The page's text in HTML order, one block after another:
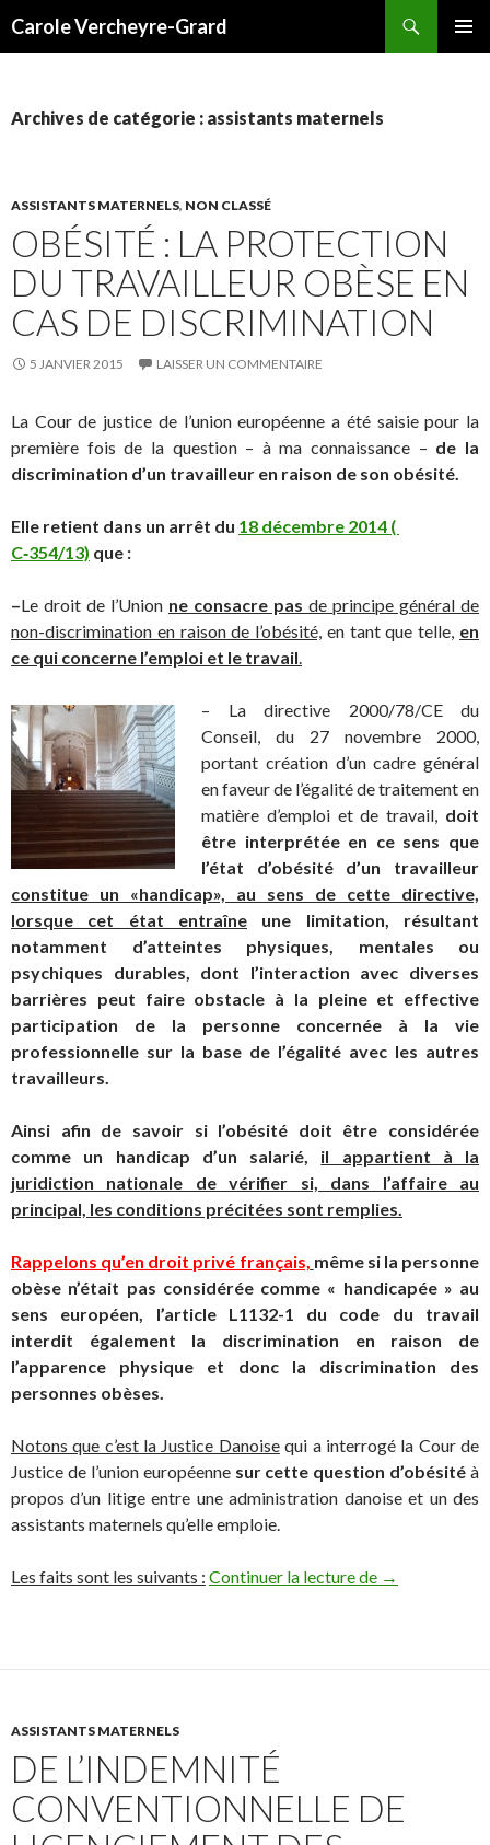
Carole Vercheyre-Grard
Archives de catégorie : assistants maternels
ASSISTANTS MATERNELS, NON CLASSÉ
OBÉSITÉ : LA PROTECTION
DU TRAVAILLEUR OBÈSE EN
CAS DE DISCRIMINATION
5 JANVIER 2015 LAISSER UN COMMENTAIRE
La Cour de justice de l’union européenne a été saisie pour la
première fois de la question – à ma connaissance – de la
discrimination d’un travailleur en raison de son obésité.
Elle retient dans un arrêt du 18 décembre 2014 (
C‑354/13) que :
–Le droit de l’Union ne consacre pas de principe général de
non-discrimination en raison de l’obésité, en tant que telle, en
ce qui concerne l’emploi et le travail.
– La directive 2000/78/CE du
Conseil, du 27 novembre 2000,
portant création d’un cadre général
en faveur de l’égalité de traitement en
matière d’emploi et de travail, doit
être interprétée en ce sens que
l’état d’obésité d’un travailleur
constitue un «handicap», au sens de cette directive,
lorsque cet état entraîne une limitation, résultant
notamment d’atteintes physiques, mentales ou
psychiques durables, dont l’interaction avec diverses
barrières peut faire obstacle à la pleine et effective
participation de la personne concernée à la vie
professionnelle sur la base de l’égalité avec les autres
travailleurs.
Ainsi afin de savoir si l’obésité doit être considérée
comme un handicap d’un salarié, il appartient à la
juridiction nationale de vérifier si, dans l’affaire au
principal, les conditions précitées sont remplies.
Rappelons qu’en droit privé français, même si la personne
obèse n’était pas considérée comme « handicapée » au
sens européen, l’article L1132-1 du code du travail
interdit également la discrimination en raison de
l’apparence physique et donc la discrimination des
personnes obèses.
Notons que c’est la Justice Danoisequi a interrogé la Cour de
Justice de l’union européenne sur cette question d’obésité à
propos d’un litige entre une administration danoise et un des
assistants maternels qu’elle emploie.
Les faits sont les suivants : Continuer la lecture de Obésité : La
→
ASSISTANTS MATERNELS
DE L’INDEMNITÉ
CONVENTIONNELLE DE